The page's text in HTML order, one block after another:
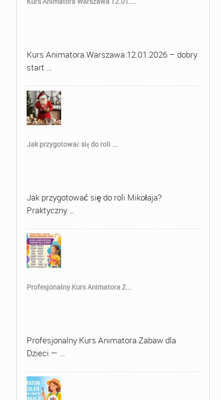
Kurs Animatora Warszawa 12.01.2026 – dobry
start …
Jak przygotować się do roli ...
Jak przygotować się do roli Mikołaja?
Praktyczny …
Profesjonalny Kurs Animatora Z...
Profesjonalny Kurs Animatora Zabaw dla
Dzieci — …